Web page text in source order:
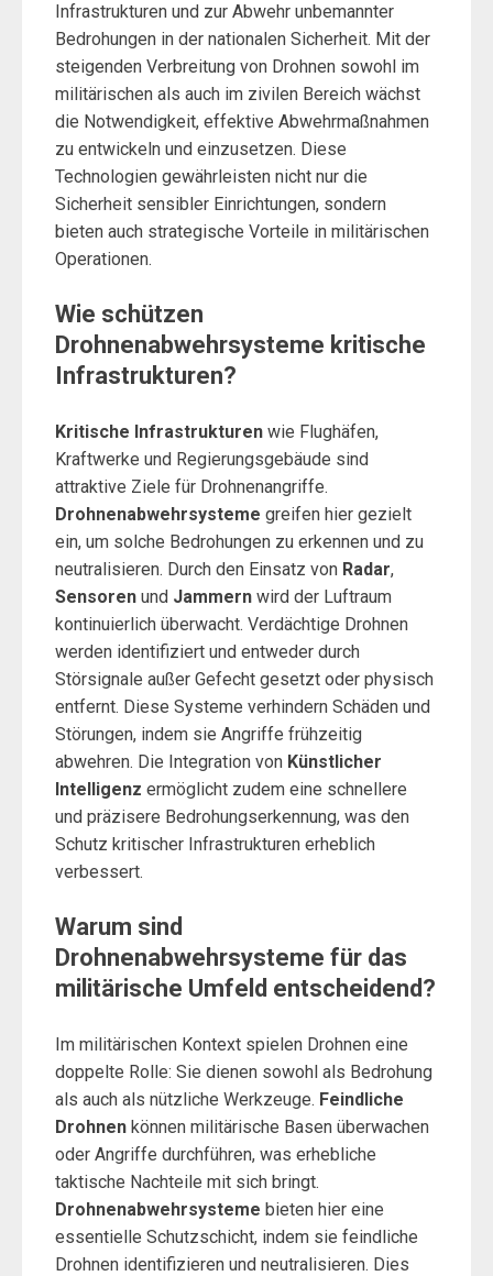
Infrastrukturen und zur Abwehr unbemannter
Bedrohungen in der nationalen Sicherheit. Mit der
steigenden Verbreitung von Drohnen sowohl im
militärischen als auch im zivilen Bereich wächst
die Notwendigkeit, effektive Abwehrmaßnahmen
zu entwickeln und einzusetzen. Diese
Technologien gewährleisten nicht nur die
Sicherheit sensibler Einrichtungen, sondern
bieten auch strategische Vorteile in militärischen
Operationen.
Wie schützen
Drohnenabwehrsysteme kritische
Infrastrukturen?
Kritische Infrastrukturen wie Flughäfen,
Kraftwerke und Regierungsgebäude sind
attraktive Ziele für Drohnenangriffe.
Drohnenabwehrsysteme greifen hier gezielt
ein, um solche Bedrohungen zu erkennen und zu
neutralisieren. Durch den Einsatz von Radar,
Sensoren und Jammern wird der Luftraum
kontinuierlich überwacht. Verdächtige Drohnen
werden identifiziert und entweder durch
Störsignale außer Gefecht gesetzt oder physisch
entfernt. Diese Systeme verhindern Schäden und
Störungen, indem sie Angriffe frühzeitig
abwehren. Die Integration von Künstlicher
Intelligenz ermöglicht zudem eine schnellere
und präzisere Bedrohungserkennung, was den
Schutz kritischer Infrastrukturen erheblich
verbessert.
Warum sind
Drohnenabwehrsysteme für das
militärische Umfeld entscheidend?
Im militärischen Kontext spielen Drohnen eine
doppelte Rolle: Sie dienen sowohl als Bedrohung
als auch als nützliche Werkzeuge. Feindliche
Drohnen können militärische Basen überwachen
oder Angriffe durchführen, was erhebliche
taktische Nachteile mit sich bringt.
Drohnenabwehrsysteme bieten hier eine
essentielle Schutzschicht, indem sie feindliche
Drohnen identifizieren und neutralisieren. Dies